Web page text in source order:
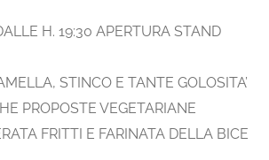
H. 19:30 APERTURA STAND
STINCO E TANTE GOLOSITA’
PROPOSTE VEGETARIANE
FRITTI E FARINATA DELLA BICE